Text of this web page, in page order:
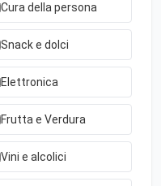
Cura della persona
Snack e dolci
Elettronica
Frutta e Verdura
Vini e alcolici